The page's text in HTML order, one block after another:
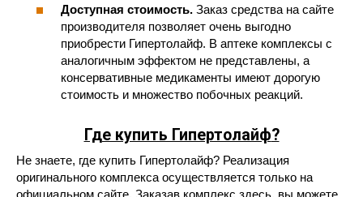
Доступная стоимость. Заказ средства на сайте
производителя позволяет очень выгодно
приобрести Гипертолайф. В аптеке комплексы с
аналогичным эффектом не представлены, а
консервативные медикаменты имеют дорогую
стоимость и множество побочных реакций.
Где купить Гипертолайф?
Не знаете, где купить Гипертолайф? Реализация
оригинального комплекса осуществляется только на
официальном сайте. Заказав комплекс здесь, вы можете